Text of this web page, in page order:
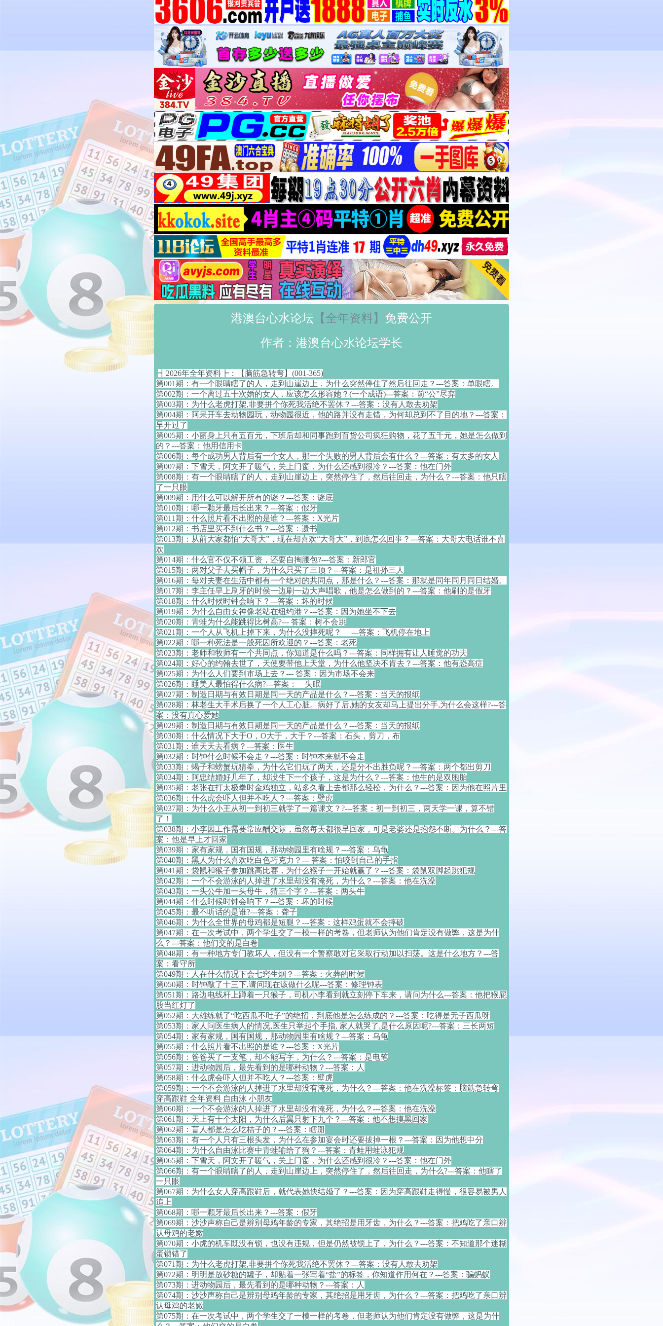
港澳台心水论坛 【全年资料】 免费公开
作者：港澳台心水论坛学长
┫2026年全年资料┣：【脑筋急转弯】(001-365)
第001期：有一个眼睛瞎了的人，走到山崖边上，为什么突然停住了然后往回走？---答案：单眼瞎。
第002期：一个离过五十次婚的女人，应该怎么形容她？(一个成语)---答案：前“公”尽弃
第003期：为什么老虎打架,非要拼个你死我活绝不罢休？---答案：没有人敢去劝架
第004期：阿呆开车去动物园玩，动物园很近，他的路并没有走错，为何却总到不了目的地？---答案：
早开过了
第005期：小丽身上只有五百元，下班后却和同事跑到百货公司疯狂购物，花了五千元，她是怎么做到
的？---答案：他用信用卡
第006期：每个成功男人背后有一个女人，那一个失败的男人背后会有什么？---答案：有太多的女人
第007期：下雪天，阿文开了暖气，关上门窗，为什么还感到很冷？---答案：他在门外
第008期：有一个眼睛瞎了的人，走到山崖边上，突然停住了，然后往回走，为什么？---答案：他只瞎
了一只眼
第009期：用什么可以解开所有的谜？---答案：谜底
第010期：哪一颗牙最后长出来？---答案：假牙
第011期：什么照片看不出照的是谁？---答案：X光片
第012期：书店里买不到什么书？---答案：遗书
第013期：从前大家都怕“大哥大”，现在却喜欢“大哥大”，到底怎么回事？---答案：大哥大电话谁不喜
欢
第014期：什么官不仅不领工资，还要自掏腰包?---答案：新郎官
第015期：两对父子去买帽子，为什么只买了三顶？---答案：是祖孙三人
第016期：每对夫妻在生活中都有一个绝对的共同点，那是什么？---答案：那就是同年同月同日结婚。
第017期：李主任早上刷牙的时侯一边刷一边大声唱歌，他是怎么做到的？---答案：他刷的是假牙
第018期：什么时候时钟会响下？---答案：坏的时候
第019期：为什么自由女神像老站在纽约港？---答案：因为她坐不下去
第020期：青蛙为什么能跳得比树高?--- 答案：树不会跳
第021期：一个人从飞机上掉下来，为什么没摔死呢？ ---答案：飞机停在地上
第022期：哪一种死法是一般死囚所欢迎的？---答案：老死
第023期：老师和牧师有一个共同点，你知道是什么吗？---答案：同样拥有让人睡觉的功夫
第024期：好心的约翰去世了，天使要带他上天堂，为什么他坚决不肯去？---答案：他有恐高症
第025期：为什么人们要到市场上去？--- 答案：因为市场不会来
第026期：睡美人最怕得什么病?---答案： 失眠
第027期：制造日期与有效日期是同一天的产品是什么？---答案：当天的报纸
第028期：林老生大手术后换了一个人工心脏。病好了后,她的女友却马上提出分手,为什么会这样?---答
案：没有真心爱她
第029期：制造日期与有效日期是同一天的产品是什么？---答案：当天的报纸
第030期：什么情况下大于O，O大于，大于？---答案：石头，剪刀，布
第031期：谁天天去看病？---答案：医生
第032期：时钟什么时候不会走？---答案：时钟本来就不会走
第033期：蝎子和螃蟹玩猜拳，为什么它们玩了两天，还是分不出胜负呢？---答案：两个都出剪刀
第034期：阿忠结婚好几年了，却没生下一个孩子，这是为什么？---答案：他生的是双胞胎
第035期：老张在打太极拳时金鸡独立，站多久看上去都那么轻松，为什么？---答案：因为他在照片里
第036期：什么虎会吓人但并不吃人？---答案：壁虎
第037期：为什么小王从初一到初三就学了一篇课文？?---答案：初一到初三，两天学一课，算不错
了！
第038期：小李因工作需要常应酬交际，虽然每天都很早回家，可是老婆还是抱怨不断。为什么？---答
案：他是早上才回家
第039期：家有家规，国有国规，那动物园里有啥规？---答案：乌龟
第040期：黑人为什么喜欢吃白色巧克力？--- 答案：怕咬到自己的手指
第041期：袋鼠和猴子参加跳高比赛，为什么猴子一开始就赢了？---答案：袋鼠双脚起跳犯规
第042期：一个不会游泳的人掉进了水里却没有淹死，为什么？---答案：他在洗澡
第043期：一头公牛加一头母牛，猜三个字？---答案：两头牛
第044期：什么时候时钟会响下？---答案：坏的时候
第045期：最不听话的是谁?---答案：聋子
第046期：为什么全世界的母鸡都是短腿？---答案：这样鸡蛋就不会摔破
第047期：在一次考试中，两个学生交了一模一样的考卷，但老师认为他们肯定没有做弊，这是为什
么？---答案：他们交的是白卷
第048期：有一种地方专门教坏人，但没有一个警察敢对它采取行动加以扫荡。这是什么地方？---答
案：看守所
第049期：人在什么情况下会七窍生烟？---答案：火葬的时候
第050期：时钟敲了十三下,请问现在该做什么呢---答案：修理钟表
第051期：路边电线杆上蹲着一只猴子，司机小李看到就立刻停下车来，请问为什么---答案：他把猴屁
股当红灯了
第052期：大雄练就了“吃西瓜不吐子”的绝招，到底他是怎么练成的？---答案：吃得是无子西瓜呀
第053期：家人问医生病人的情况,医生只举起个手指, 家人就哭了,是什么原因呢?---答案：三长两短
第054期：家有家规，国有国规，那动物园里有啥规？---答案：乌龟
第055期：什么照片看不出照的是谁？---答案：X光片
第056期：爸爸买了一支笔，却不能写字，为什么？---答案：是电笔
第057期：进动物园后，最先看到的是哪种动物？---答案：人
第058期：什么虎会吓人但并不吃人？---答案：壁虎
第059期：一个不会游泳的人掉进了水里却没有淹死，为什么？---答案：他在洗澡标签：脑筋急转弯
穿高跟鞋 全年资料 自由泳 小朋友
第060期：一个不会游泳的人掉进了水里却没有淹死，为什么？---答案：他在洗澡
第061期：天上有十个太阳，为什么后翼只射下九个？---答案：他不想摸黑回家
第062期：盲人都是怎么吃桔子的？---答案：瞎掰
第063期：有一个人只有三根头发，为什么在参加宴会时还要拔掉一根？---答案：因为他想中分
第064期：为什么自由泳比赛中青蛙输给了狗？---答案：青蛙用蛙泳犯规
第065期：下雪天，阿文开了暖气，关上门窗，为什么还感到很冷？---答案：他在门外
第066期：有一个眼睛瞎了的人，走到山崖边上，突然停住了，然后往回走，为什么?---答案：他瞎了
一只眼
第067期：为什么女人穿高跟鞋后，就代表她快结婚了？---答案：因为穿高跟鞋走得慢，很容易被男人
追上
第068期：哪一颗牙最后长出来？---答案：假牙
第069期：沙沙声称自己是辨别母鸡年龄的专家，其绝招是用牙齿，为什么？---答案：把鸡吃了亲口辨
认母鸡的老嫩
第070期：小虎的机车既没有锁，也没有违规，但是仍然被锁上了，为什么？---答案：不知道那个迷糊
蛋锁错了
第071期：为什么老虎打架,非要拼个你死我活绝不罢休？---答案：没有人敢去劝架
第072期：明明是放砂糖的罐子，却贴着一张写着“盐”的标签，你知道作用何在？---答案：骗蚂蚁
第073期：进动物园后，最先看到的是哪种动物？---答案：人
第074期：沙沙声称自己是辨别母鸡年龄的专家，其绝招是用牙齿，为什么？---答案：把鸡吃了亲口辨
认母鸡的老嫩
第075期：在一次考试中，两个学生交了一模一样的考卷，但老师认为他们肯定没有做弊，这是为什